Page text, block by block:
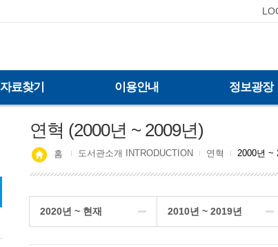
자료찾기 이용안내 정보광장
연혁 (2000년 ~ 2009년)
홈 도서관소개 INTRODUCTION 연혁 2000년 ~
2020년 ~ 현재 2010년 ~ 2019년